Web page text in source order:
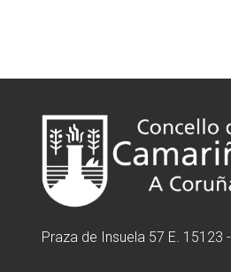
Praza de Insuela 57 E. 15123